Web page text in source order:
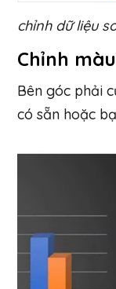
chỉnh dữ liệu
Chỉnh
Bên góc phải
có sẵn hoặc